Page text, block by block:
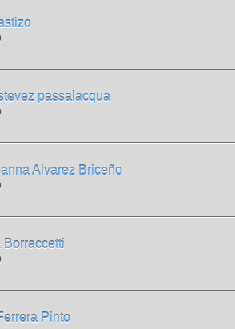
passalacqua
Alvarez Briceño
Borraccetti
Pinto